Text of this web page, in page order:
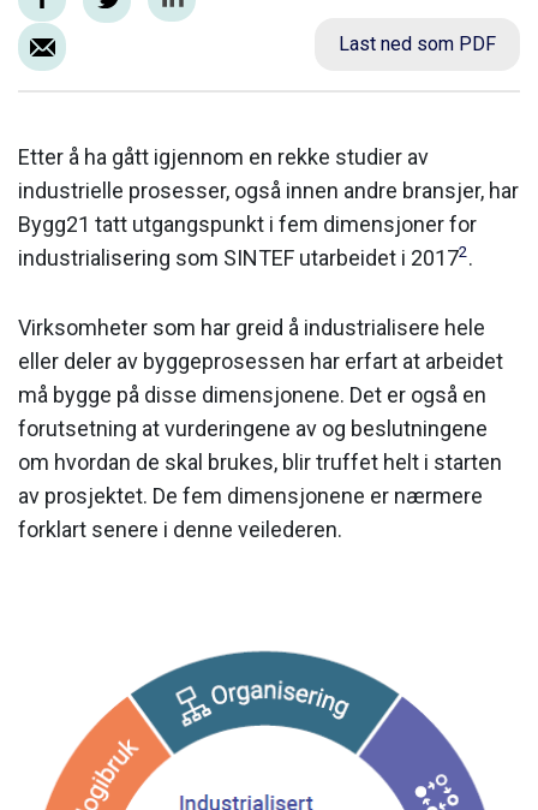
Last ned som PDF
Etter å ha gått igjennom en rekke studier av
industrielle prosesser, også innen andre bransjer, har
Bygg21 tatt utgangspunkt i fem dimensjoner for
industrialisering som SINTEF utarbeidet i 20172.
Virksomheter som har greid å industrialisere hele
eller deler av byggeprosessen har erfart at arbeidet
må bygge på disse dimensjonene. Det er også en
forutsetning at vurderingene av og beslutningene
om hvordan de skal brukes, blir truffet helt i starten
av prosjektet. De fem dimensjonene er nærmere
forklart senere i denne veilederen.